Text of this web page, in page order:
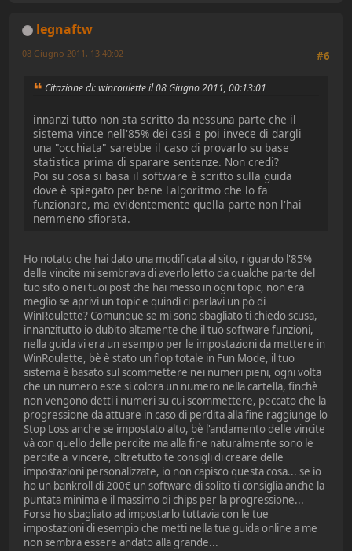
legnaftw
#6
08 Giugno 2011, 13:40:02
Citazione di: winroulette il 08 Giugno 2011, 00:13:01
innanzi tutto non sta scritto da nessuna parte che il
sistema vince nell'85% dei casi e poi invece di dargli
una "occhiata" sarebbe il caso di provarlo su base
statistica prima di sparare sentenze. Non credi?
Poi su cosa si basa il software è scritto sulla guida
dove è spiegato per bene l'algoritmo che lo fa
funzionare, ma evidentemente quella parte non l'hai
nemmeno sfiorata.
Ho notato che hai dato una modificata al sito, riguardo l'85%
delle vincite mi sembrava di averlo letto da qualche parte del
tuo sito o nei tuoi post che hai messo in ogni topic, non era
meglio se aprivi un topic e quindi ci parlavi un pò di
WinRoulette? Comunque se mi sono sbagliato ti chiedo scusa,
innanzitutto io dubito altamente che il tuo software funzioni,
nella guida vi era un esempio per le impostazioni da mettere in
WinRoulette, bè è stato un flop totale in Fun Mode, il tuo
sistema è basato sul scommettere nei numeri pieni, ogni volta
che un numero esce si colora un numero nella cartella, finchè
non vengono detti i numeri su cui scommettere, peccato che la
progressione da attuare in caso di perdita alla fine raggiunge lo
Stop Loss anche se impostato alto, bè l'andamento delle vincite
và con quello delle perdite ma alla fine naturalmente sono le
perdite a vincere, oltretutto te consigli di creare delle
impostazioni personalizzate, io non capisco questa cosa... se io
ho un bankroll di 200€ un software di solito ti consiglia anche la
puntata minima e il massimo di chips per la progressione...
Forse ho sbagliato ad impostarlo tuttavia con le tue
impostazioni di esempio che metti nella tua guida online a me
non sembra essere andato alla grande...